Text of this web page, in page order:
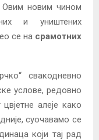
Овим новим чином
и уништених
се на срамотних
свакодневно
услове, редовно
цвјетне алеје како
суочавамо се
који тај рад